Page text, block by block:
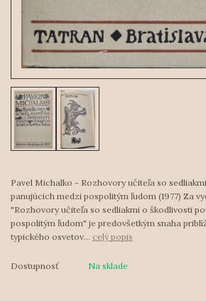
Pavel Michalko - Rozhovory učiteľa so
panujúcich medzi pospolitým ľudom (1977) Za
"Rozhovory učiteľa so sedliakmi o škodlivosti
pospolitým ľudom" je predovšetkým snaha
typického osvetov... celý popis
Dostupnosť Na sklade